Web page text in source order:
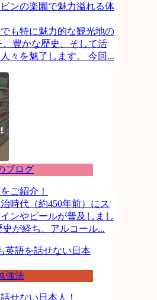
ンの楽園で魅力溢れる体
も特に魅力的な観光地の
豊かな歴史、そして活
々を魅了します。 今回...
ブログ
ご紹介！
時代（約450年前）にス
ンやビールが普及しまし
が経ち、アルコール...
強法
せない日本人！